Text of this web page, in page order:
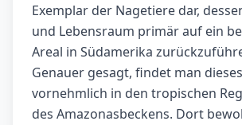
Exemplar der Nagetiere dar,
und Lebensraum primär auf ein
Areal in Südamerika
Genauer gesagt, findet man
vornehmlich in den tropischen
des Amazonasbeckens. Dort